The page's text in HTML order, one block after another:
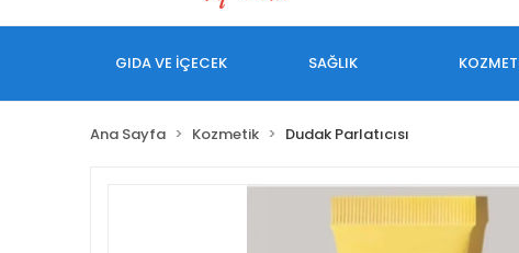
GIDA VE İÇECEK SAĞLIK
Ana Sayfa Kozmetik Dudak Parlatıcısı